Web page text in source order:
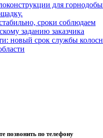
для
сроки соблюдаем
заданию заказчика
новый срок службы
позвонить по телефону